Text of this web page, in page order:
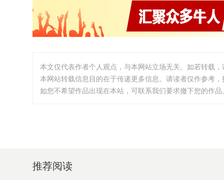
本文仅代表作者个人观点，与本网站立场无关。如若转载
本网站转载信息目的在于传递更多信息。请读者仅作参考
如您不希望作品出现在本站，可联系我们要求撤下您的作
推荐阅读